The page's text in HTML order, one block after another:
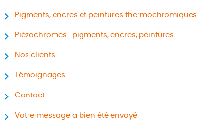
Pigments, encres et peintures thermochromiques
Piézochromes : pigments, encres, peintures
Nos clients
Témoignages
Contact
Votre message a bien été envoyé